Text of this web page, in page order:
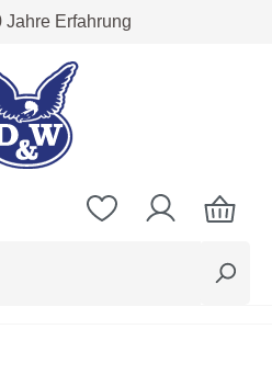
Jahre Erfahrung